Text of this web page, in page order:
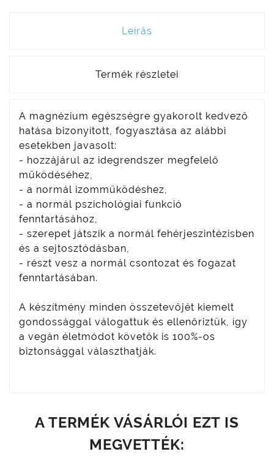
Leírás
Termék részletei
A magnézium egészségre gyakorolt kedvező
hatása bizonyított, fogyasztása az alábbi
esetekben javasolt:
- hozzájárul az idegrendszer megfelelő
működéséhez,
- a normál izomműködéshez,
- a normál pszichológiai funkció
fenntartásához,
- szerepet játszik a normál fehérjeszintézisben
és a sejtosztódásban,
- részt vesz a normál csontozat és fogazat
fenntartásában.
A készítmény minden összetevőjét kiemelt
gondossággal válogattuk és ellenőriztük, így
a vegán életmódot követők is 100%-os
biztonsággal választhatják.
A TERMÉK VÁSÁRLÓI EZT IS
MEGVETTÉK: